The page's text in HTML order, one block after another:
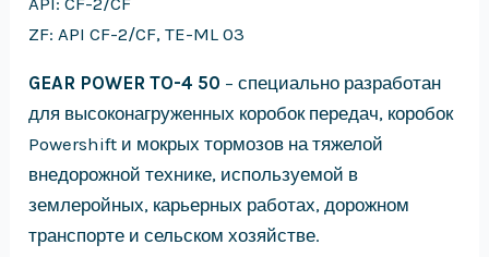
ZF: API CF-2/CF, TE-ML 03
GEAR POWER TO-4 50 – специально разработан
для высоконагруженных коробок передач, коробок
Powershift и мокрых тормозов на тяжелой
внедорожной технике, используемой в
землеройных, карьерных работах, дорожном
транспорте и сельском хозяйстве.